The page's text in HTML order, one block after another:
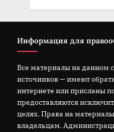
Информация для
Все материалы на данном
источников — имеют
интернете или присланы
предоставляются
целях. Права на
владельцам.